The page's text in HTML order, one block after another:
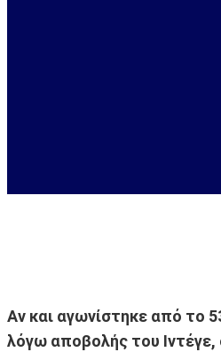
Αν και αγωνίστηκε από το
λόγω αποβολής του